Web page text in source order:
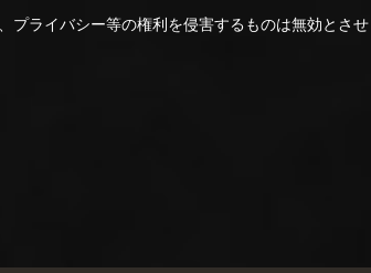
プライバシー等の権利を侵害するものは無効とさせ